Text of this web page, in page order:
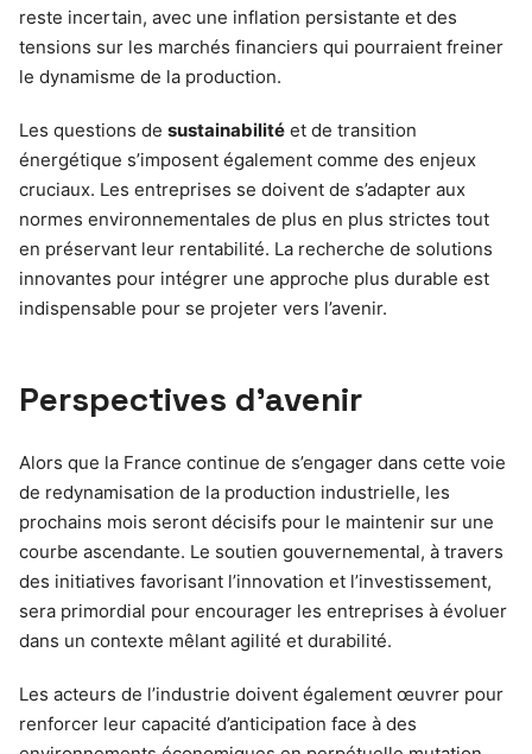
reste incertain, avec une inflation persistante et des
tensions sur les marchés financiers qui pourraient freiner
le dynamisme de la production.
Les questions de sustainabilité et de transition
énergétique s’imposent également comme des enjeux
cruciaux. Les entreprises se doivent de s’adapter aux
normes environnementales de plus en plus strictes tout
en préservant leur rentabilité. La recherche de solutions
innovantes pour intégrer une approche plus durable est
indispensable pour se projeter vers l’avenir.
Perspectives d’avenir
Alors que la France continue de s’engager dans cette voie
de redynamisation de la production industrielle, les
prochains mois seront décisifs pour le maintenir sur une
courbe ascendante. Le soutien gouvernemental, à travers
des initiatives favorisant l’innovation et l’investissement,
sera primordial pour encourager les entreprises à évoluer
dans un contexte mêlant agilité et durabilité.
Les acteurs de l’industrie doivent également œuvrer pour
renforcer leur capacité d’anticipation face à des